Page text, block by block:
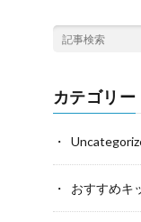
カテゴリー
おすすめキ